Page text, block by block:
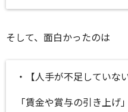
そして、面白かったのは
・【人手が不足していな
「賃金や賞与の引き上